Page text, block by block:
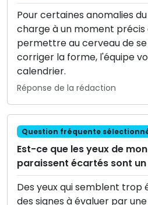
Pour certaines anomalies
charge à un moment
permettre au cerveau de
corriger la forme, l'équipe
calendrier.
Réponse de la rédaction
Question fréquente
Est-ce que les yeux de
paraissent écartés sont
Des yeux qui semblent
des signes à évaluer par